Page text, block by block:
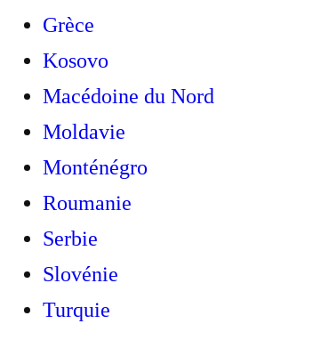
Grèce
Kosovo
Macédoine du Nord
Moldavie
Monténégro
Roumanie
Serbie
Slovénie
Turquie